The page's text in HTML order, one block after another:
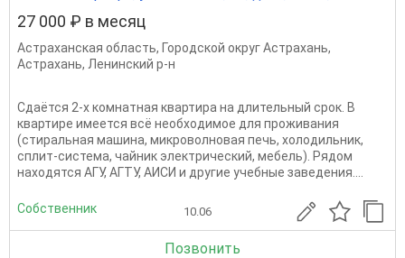
27 000 ₽ в месяц
Астраханская область, Городской округ Астрахань,
Астрахань, Ленинский р-н
Сдаётся 2-х комнатная квартира на длительный срок. В
квартире имеется всё необходимое для проживания
(стиральная машина, микроволновая печь, холодильник,
сплит-система, чайник электрический, мебель). Рядом
находятся АГУ, АГТУ, АИСИ и другие учебные заведения....
Собственник 10.06
Позвонить